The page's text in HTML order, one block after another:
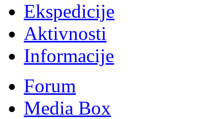
Ekspedicije
Aktivnosti
Informacije
Forum
Media Box